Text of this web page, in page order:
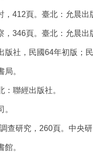
412頁。臺北：允晨出
346頁。臺北：允晨出
社，民國64年初版；
。
聯經出版社。
查研究，260頁。中央
。